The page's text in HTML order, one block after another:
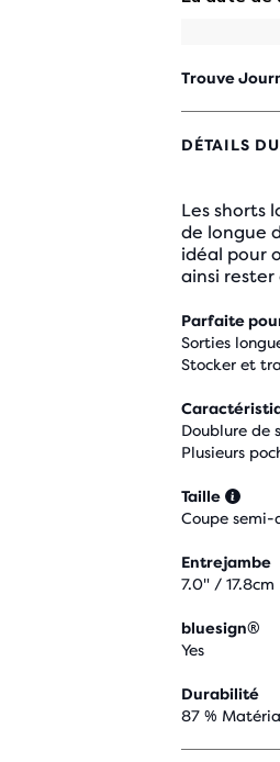
Trouve
DÉTAILS
Les shorts
de longue
idéal pour
ainsi rester
Parfaite
Sorties
Stocker et
Doublure de
Plusieurs
Taille
Coupe semi-
Entrejambe
7.0" / 17.8cm
bluesign®
Yes
Durabilité
87 %